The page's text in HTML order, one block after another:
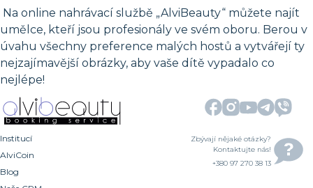
Na online nahrávací službě „AlviBeauty“ můžete najít
umělce, kteří jsou profesionály ve svém oboru. Berou v
úvahu všechny preference malých hostů a vytvářejí ty
nejzajímavější obrázky, aby vaše dítě vypadalo co
nejlépe!
Institucí
AlviCoin
Blog
Zbývají nějaké otázky?
Kontaktujte nás!
+380 97 270 38 13